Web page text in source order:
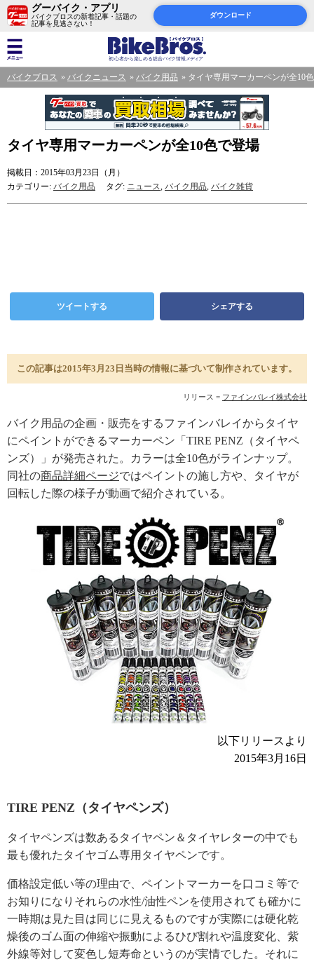
グーバイク・アプリ
バイクブロスの新着記事・話題の
記事を見逃さない！
ダウンロード
バイクブロス バイクニュース バイク用品 タイヤ専用マーカーペンが全10
タイヤ専用マーカーペンが全10色で登場
掲載日：2015年03月23日（月）
カテゴリー: バイク用品 タグ: ニュース, バイク用品, バイク雑貨
ツイートする シェアする
この記事は2015年3月23日当時の情報に基づいて制作されています。
リリース = ファインバレイ株式会社
バイク用品の企画・販売をするファインバレイからタイヤ
にペイントができるマーカーペン「TIRE PENZ（タイヤペ
ンズ）」が発売された。カラーは全10色がラインナップ。
同社の商品詳細ページではペイントの施し方や、タイヤが
回転した際の様子が動画で紹介されている。
以下リリースより
2015年3月16日
TIRE PENZ（タイヤペンズ）
タイヤペンズは数あるタイヤペン＆タイヤレターの中でも
最も優れたタイヤゴム専用タイヤペンです。
価格設定低い等の理由で、ペイントマーカーを口コミ等で
お知りになりそれらの水性/油性ペンを使用されても確かに
一時期は見た目は同じに見えるものですが実際には硬化乾
燥後のゴム面の伸縮や振動によるひび割れや温度変化、紫
外線等対して変色し短寿命というのが実情でした。それに